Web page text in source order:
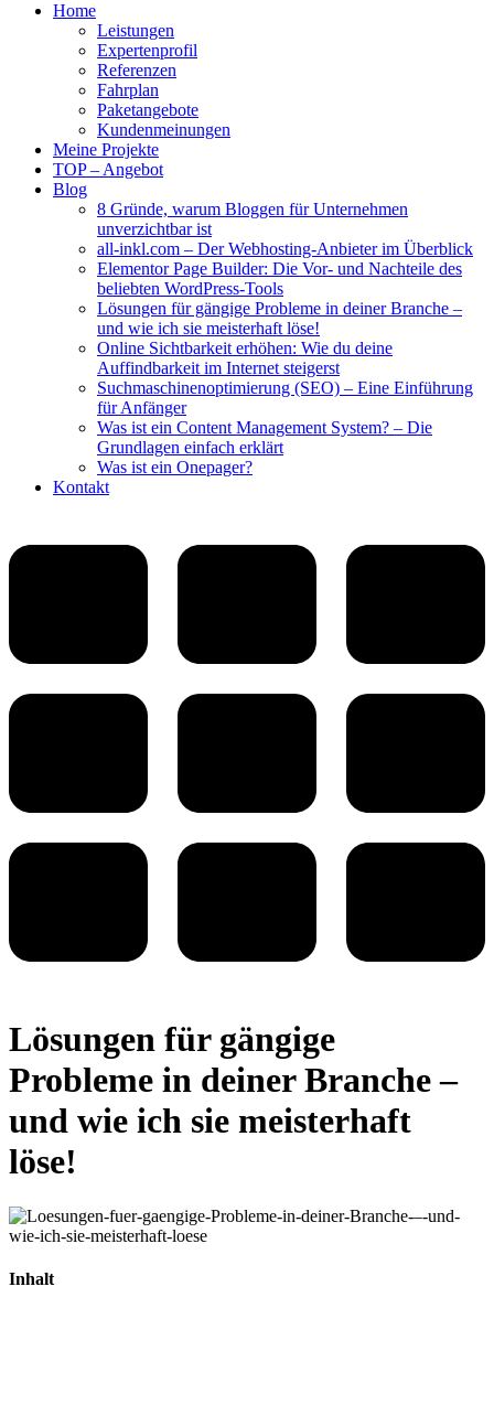
Home
Leistungen
Expertenprofil
Referenzen
Fahrplan
Paketangebote
Kundenmeinungen
Meine Projekte
TOP – Angebot
Blog
8 Gründe, warum Bloggen für Unternehmen
unverzichtbar ist
all-inkl.com – Der Webhosting-Anbieter im Überblick
Elementor Page Builder: Die Vor- und Nachteile des
beliebten WordPress-Tools
Lösungen für gängige Probleme in deiner Branche –
und wie ich sie meisterhaft löse!
Online Sichtbarkeit erhöhen: Wie du deine
Auffindbarkeit im Internet steigerst
Suchmaschinenoptimierung (SEO) – Eine Einführung
für Anfänger
Was ist ein Content Management System? – Die
Grundlagen einfach erklärt
Was ist ein Onepager?
Kontakt
Lösungen für gängige
Probleme in deiner Branche –
und wie ich sie meisterhaft
löse!
Inhalt